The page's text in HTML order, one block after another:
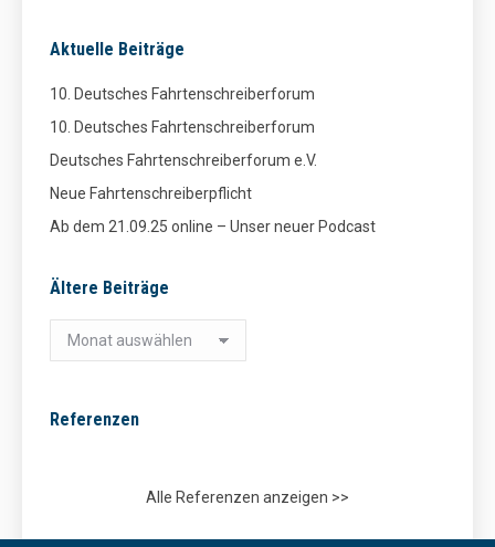
Aktuelle Beiträge
10. Deutsches Fahrtenschreiberforum
10. Deutsches Fahrtenschreiberforum
Deutsches Fahrtenschreiberforum e.V.
Neue Fahrtenschreiberpflicht
Ab dem 21.09.25 online – Unser neuer Podcast
Ältere Beiträge
Ältere
Beiträge
Referenzen
Alle Referenzen anzeigen >>